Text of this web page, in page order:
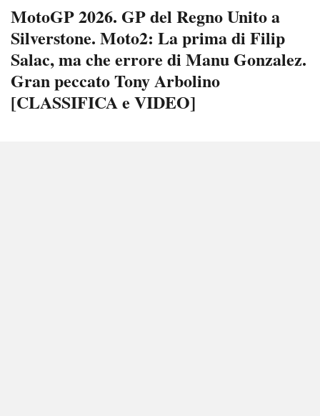
MotoGP 2026. GP del Regno Unito a
Silverstone. Moto2: La prima di Filip
Salac, ma che errore di Manu Gonzalez.
Gran peccato Tony Arbolino
[CLASSIFICA e VIDEO]